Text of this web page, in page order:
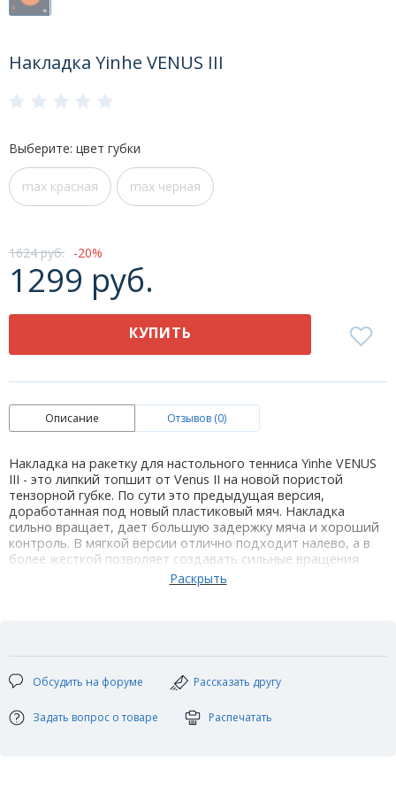
Накладка Yinhe VENUS III
Выберите: цвет губки
max красная max черная
1624 руб. 20
1299 руб.
КУПИТЬ
Описание Отзывов (0)
Накладка на ракетку для настольного тенниса Yinhe VENUS
III - это липкий топшит от Venus II на новой пористой
тензорной губке. По сути это предыдущая версия,
доработанная под новый пластиковый мяч. Накладка
сильно вращает, дает большую задержку мяча и хороший
контроль. В мягкой версии отлично подходит налево, а в
более жесткой позволяет создавать сильные вращения
справа. При этом у накладки хороший блок и надежная
Тип накладки: гладкая
Жесткость: hard
Скорость: 8
Контроль: 9
Обсудить на форуме Рассказать другу
Задать вопрос о товаре Распечатать